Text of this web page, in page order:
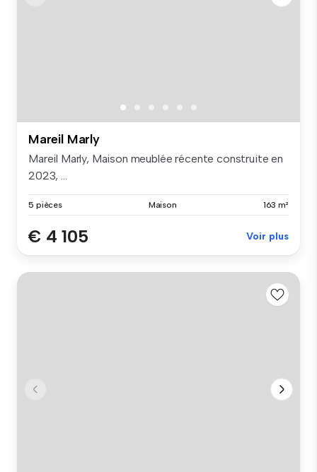
Mareil Marly
Mareil Marly, Maison meublée récente construite en
2023, ...
5 pièces Maison 163 m²
€ 4 105 Voir plus